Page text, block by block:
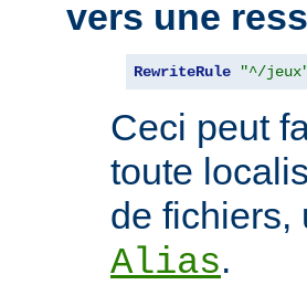
vers une
RewriteRule "^/
Ceci peut
toute
de fichiers,
Alias.